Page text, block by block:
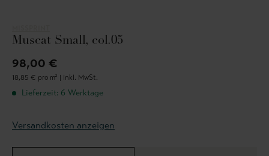
Muscat Small, col.05
98,00 €
18,85 € pro m² | inkl. MwSt.
Lieferzeit: 6 Werktage
Versandkosten anzeigen